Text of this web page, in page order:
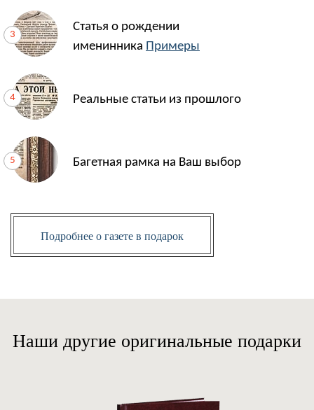
Статья о рождении
именинника Примеры
Реальные статьи из прошлого
Багетная рамка на Ваш выбор
Подробнее о газете в подарок
Наши другие оригинальные подарки